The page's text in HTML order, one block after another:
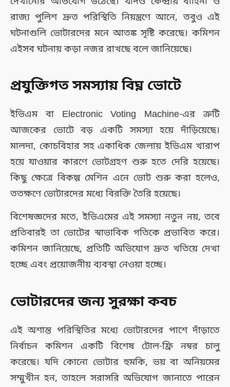
রাজ্য পুলিশ দ্রুত পরিস্থিতি নিয়ন্ত্রণে আনে, তবুও এই
ঘটনাগুলি ভোটারদের মনে আতঙ্ক সৃষ্টি করেছে। কমিশন
এইসব ঘটনায় কড়া নজর রাখছে বলে জানিয়েছে।
প্রযুক্তিগত সমস্যায় বিঘ্ন ভোটে
ইভিএম বা Electronic Voting Machine-এর ত্রুটি
আজকের ভোটে বড় একটি সমস্যা হয়ে দাঁড়িয়েছে।
মালদা, কোচবিহার সহ একাধিক জেলায় ইভিএম খারাপ
হয়ে যাওয়ার কারণে ভোটগ্রহণ শুরু হতে দেরি হয়েছে।
কিছু ক্ষেত্রে বিকল্প মেশিন এনে ভোট শুরু করা হলেও,
ততক্ষণে ভোটারদের মধ্যে বিরক্তি তৈরি হয়েছে।
বিশেষজ্ঞদের মতে, ইভিএমের এই সমস্যা নতুন নয়, তবে
প্রতিবারই তা ভোটের স্বাভাবিক গতিকে প্রভাবিত করে।
কমিশন জানিয়েছে, প্রতিটি অভিযোগ দ্রুত খতিয়ে দেখা
হচ্ছে এবং প্রয়োজনীয় ব্যবস্থা নেওয়া হচ্ছে।
ভোটারদের জন্য সুরক্ষা কবচ
এই অশান্ত পরিস্থিতির মধ্যে ভোটারদের পাশে দাঁড়াতে
নির্বাচন কমিশন একটি বিশেষ টোল-ফ্রি নম্বর চালু
করেছে। যদি কোনো ভোটার হুমকি, ভয় বা অনিয়মের
সম্মুখীন হন, তাহলে সরাসরি অভিযোগ জানাতে পারেন